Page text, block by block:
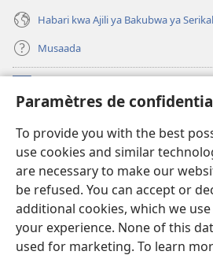
Paramètres de
To provide you with the best
use cookies and similar
are necessary to make our
be refused. You can accept or
additional cookies, which we
your experience. None of this
used for marketing. To learn
Habari kwa Ajili ya Bakubwa ya
Musaada
(opens
new
Maktaba ku Enternete
(opens
new
window)JW Hub
(opens
new
window)Programu ya JW Library